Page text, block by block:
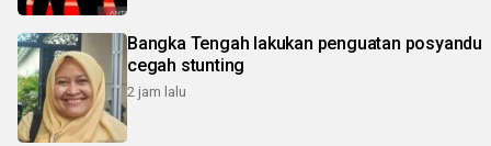
Bangka Tengah lakukan penguatan posyandu
cegah stunting
2 jam lalu